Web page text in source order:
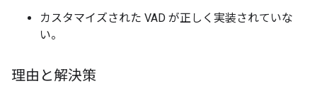
カスタマイズされた VAD が正しく実装されていな
い。
理由と解決策